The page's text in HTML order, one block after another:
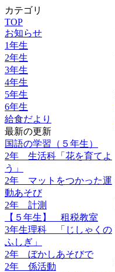
カテゴリ
TOP
お知らせ
1年生
2年生
3年生
4年生
5年生
6年生
給食だより
最新の更新
国語の学習（５年生）
2年 生活科「花を育てよ
う」
2年 マットをつかった運
動あそび
2年 計測
【５年生】 租税教室
3年生理科 「じしゃくの
ふしぎ」
2年 ぼかしあそびで
2年 係活動